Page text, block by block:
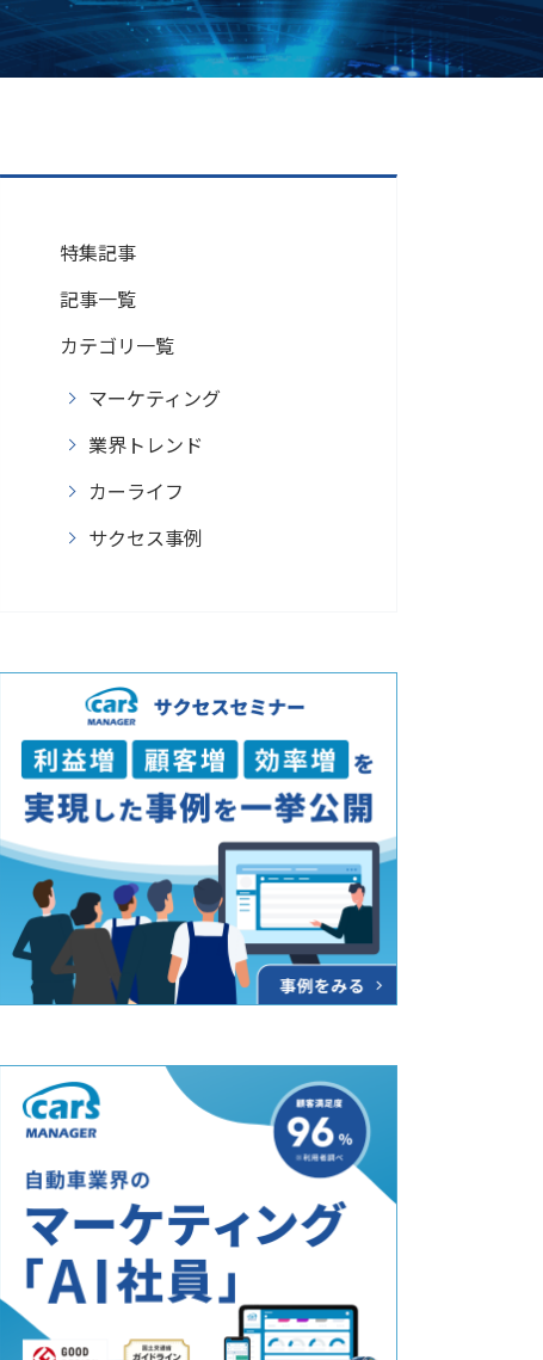
特集記事
記事一覧
カテゴリ一覧
マーケティング
業界トレンド
カーライフ
サクセス事例